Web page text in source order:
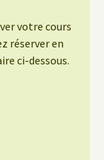
votre cours
réserver en
ci-dessous.